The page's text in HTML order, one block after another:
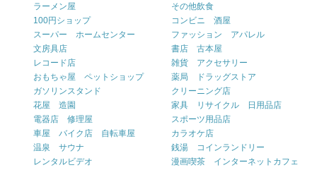
ラーメン屋
その他飲食
100円ショップ
コンビニ 酒屋
スーパー ホームセンター
ファッション アパレル
文房具店
書店 古本屋
レコード店
雑貨 アクセサリー
おもちゃ屋 ペットショップ
薬局 ドラッグストア
ガソリンスタンド
クリーニング店
花屋 造園
家具 リサイクル 日用品店
電器店 修理屋
スポーツ用品店
車屋 バイク店 自転車屋
カラオケ店
温泉 サウナ
銭湯 コインランドリー
レンタルビデオ
漫画喫茶 インターネットカフェ